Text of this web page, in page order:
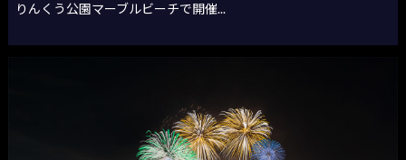
りんくう公園マーブルビーチで開催...